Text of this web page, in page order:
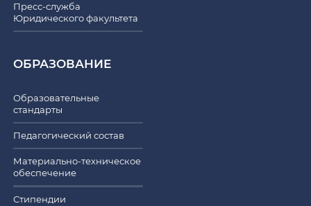
Пресс-служба
Юридического факультета
ОБРАЗОВАНИЕ
Образовательные
стандарты
Педагогический состав
Материально-техническое
обеспечение
Стипендии